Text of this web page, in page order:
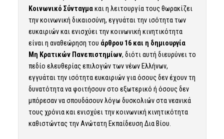
Κοινωνικό Σύνταγμακαι η λειτουργία τους θωρακίζει
την κοινωνική δικαιοσύνη, εγγυάται την ισότητα των
ευκαιριών και ενισχύει την κοινωνική κινητικότητα
είναι η αναθεώρηση του άρθρου 16 και η δημιουργία
Μη Κρατικών Πανεπιστημίων, διότι αυτή διευρύνει το
πεδίο ελευθερίας επιλογών των νέων Ελλήνων,
εγγυάται την ισότητα ευκαιριών για όσους δεν έχουν τη
δυνατότητα να φοιτήσουν στο εξωτερικό ή όσους δεν
μπόρεσαν να σπουδάσουν λόγω δυσκολιών στα νεανικά
τους χρόνια και ενισχύει την κοινωνική κινητικότητα
καθιστώντας την Ανώτατη Εκπαίδευση Δια Βίου.